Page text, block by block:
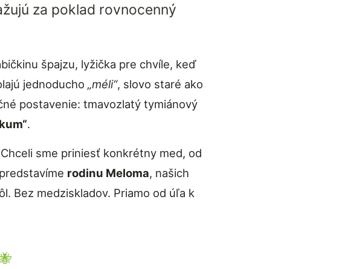
za poklad rovnocenný
špajzu, lyžička pre chvíle, keď
jednoducho „méli“, slovo staré ako
postavenie: tmavozlatý tymiánový
.
sme priniesť konkrétny med, od
rodinu Meloma, našich
Bez medziskladov. Priamo od úľa k